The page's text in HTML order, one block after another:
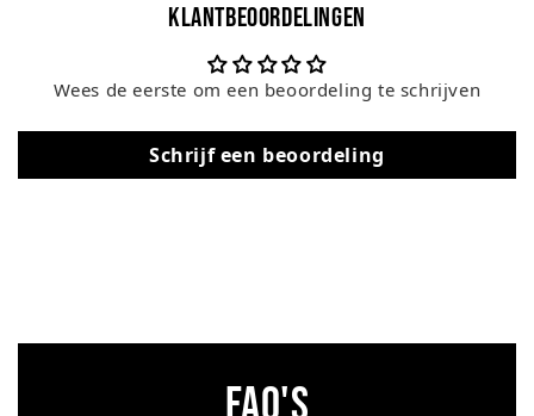
Klantbeoordelingen
Wees de eerste om een beoordeling te schrijven
Schrijf een beoordeling